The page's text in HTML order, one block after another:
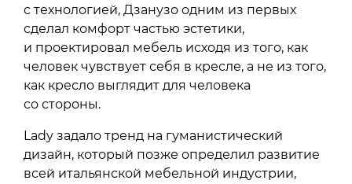
с технологией, Дзанузо одним из первых
сделал комфорт частью эстетики,
и проектировал мебель исходя из того, как
человек чувствует себя в кресле, а не из того,
как кресло выглядит для человека
со стороны.
Lady задало тренд на гуманистический
дизайн, который позже определил развитие
всей итальянской мебельной индустрии,